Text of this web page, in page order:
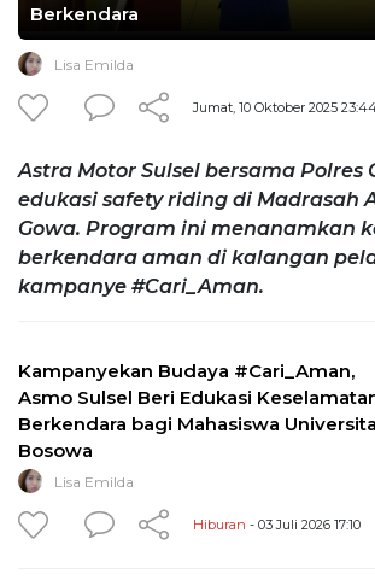
Berkendara
Lisa Emilda
Jumat, 10 Oktober 2025
Astra Motor Sulsel bersama Polres
edukasi safety riding di Madrasah
Gowa. Program ini menanamkan
berkendara aman di kalangan
kampanye #Cari_Aman.
Kampanyekan Budaya #Cari_Aman,
Asmo Sulsel Beri Edukasi
Berkendara bagi Mahasiswa
Bosowa
Lisa Emilda
Hiburan - 03 Juli 2026 17:10